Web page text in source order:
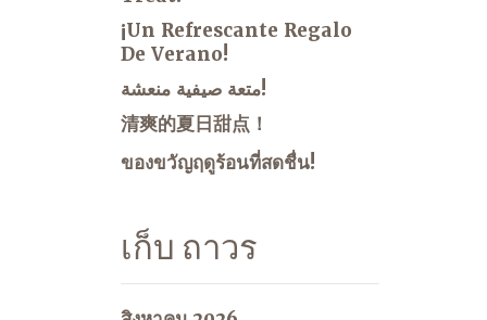
¡Un Refrescante Regalo
De Verano!
متعة صيفية منعشة!
清爽的夏日甜点！
ของขวัญฤดูร้อนที่สดชื่น!
เก็บ ถาวร